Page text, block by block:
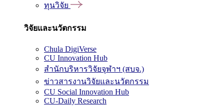
ทุนวิจัย
วิจัยและนวัตกรรม
Chula DigiVerse
CU Innovation Hub
สำนักบริหารวิจัยจุฬาฯ (สบจ.)
ข่าวสารงานวิจัยและนวัตกรรม
CU Social Innovation Hub
CU-Daily Research